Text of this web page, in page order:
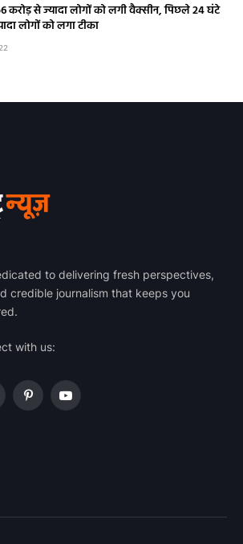
से ज्यादा लोगों को लगी वैक्सीन, पिछले 24 घंटे
लोगों को लगा टीका
to delivering fresh perspectives,
credible journalism that keeps you
with us:
PinterestYouTube